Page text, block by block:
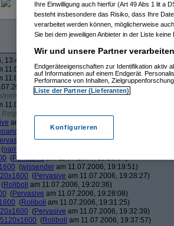
13:40:39)
11.07.2006, 13:41:12)
11.07.2006, 13:51:49)
13:52:12)
nicht bestätigt(Nagelfaram 11.07.2006,
11.07.2006, 13:41:43)
nicht bestätigt(Nagelfar
am 11.07.2006, 13:43:22)
am 11.07.2006, 19:06:23)
am 11.07.2006, 19:16:41)
(oanvoanc
(Pervasiveam 11.07.2006, 19:18:54)
(wissender am 11.07.2006, 19:19:51)
(Pervasive am 11.07.2006, 19:28:27)
(Roliboli am 11.07.2006, 19:20:36)
(Pervasive am 11.07.2006, 19:28:08)
(Roliboli am 11.07.2006, 19:31:25)
(Pervasive am 11.07.2006, 19:32:39)
(Roliboli am 11.07.2006, 19:37:57)
Ihre Einwilligung auch hierfür (Art 49 Abs 1 lit a
besteht insbesondere das Risiko, dass Ihre
verarbeitet werden können, möglicherweise
Sie bei dem jeweiligen Anbieter in der Liste keine
Wir und unsere Partner
Endgeräteeigenschaften zur Identifikation aktiv
auf Informationen auf einem Endgerät.
Performance von Inhalten,
Liste der Partner (Lieferanten)
Konfigurieren